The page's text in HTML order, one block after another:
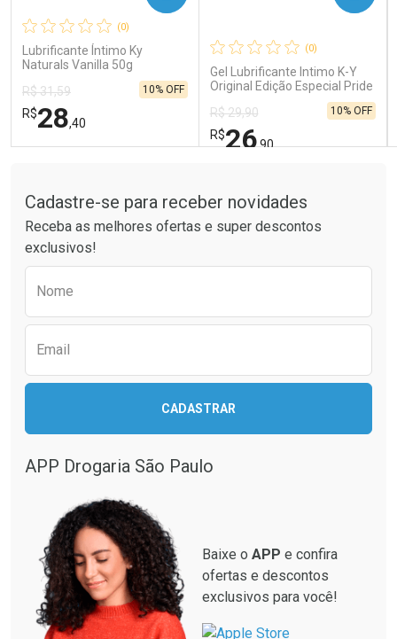
Comprar sem Desconto
Por R$ 41,99/cada
Comprar sem Desconto
Por R$ 41,99/cada
Comprar sem Desconto
Por R$ 189,99/cada
Comprar sem Desconto
(0)
Lubrificante Íntimo Ky
Naturals Vanilla 50g
R$ 31,59
R$28,40
10% OFF
Laboratório
Comprar sem Desconto
Por Menos
Comprar sem Desconto
(0)
Gel Lubrificante Intimo K-Y
Original Edição Especial Pride
R$ 29,90
R$26,90
10% OFF
Laboratório
Comprar sem Desconto
Por Menos
Comprar sem Desconto
Cadastre-se para receber novidades
Receba as melhores ofertas e super descontos
exclusivos!
Nome
Email
CADASTRAR
APP Drogaria São Paulo
Baixe o APP e confira
ofertas e descontos
exclusivos para você!